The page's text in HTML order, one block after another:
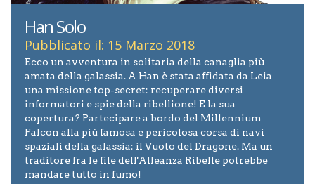
Han Solo
Pubblicato il: 15 Marzo 2018
Ecco un avventura in solitaria della canaglia più
amata della galassia. A Han è stata affidata da Leia
una missione top-secret: recuperare diversi
informatori e spie della ribellione! E la sua
copertura? Partecipare a bordo del Millennium
Falcon alla più famosa e pericolosa corsa di navi
spaziali della galassia: il Vuoto del Dragone. Ma un
traditore fra le file dell'Alleanza Ribelle potrebbe
mandare tutto in fumo!